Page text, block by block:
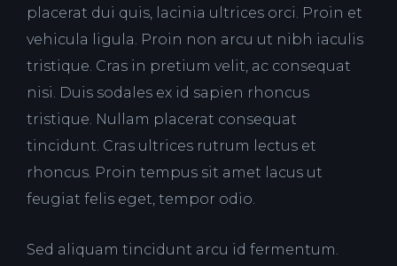
placerat dui quis, lacinia ultrices orci. Proin et
vehicula ligula. Proin non arcu ut nibh iaculis
tristique. Cras in pretium velit, ac consequat
nisi. Duis sodales ex id sapien rhoncus
tristique. Nullam placerat consequat
tincidunt. Cras ultrices rutrum lectus et
rhoncus. Proin tempus sit amet lacus ut
feugiat felis eget, tempor odio.
Sed aliquam tincidunt arcu id fermentum.